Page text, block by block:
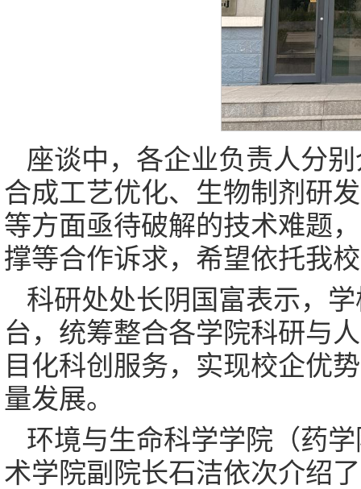
座谈中，各企业负责人分
合成工艺优化、生物制剂研
等方面亟待破解的技术难题
撑等合作诉求，希望依托我
科研处处长阴国富表示，
台，统筹整合各学院科研与
目化科创服务，实现校企优
量发展。
环境与生命科学学院（药
术学院副院长石洁依次介绍